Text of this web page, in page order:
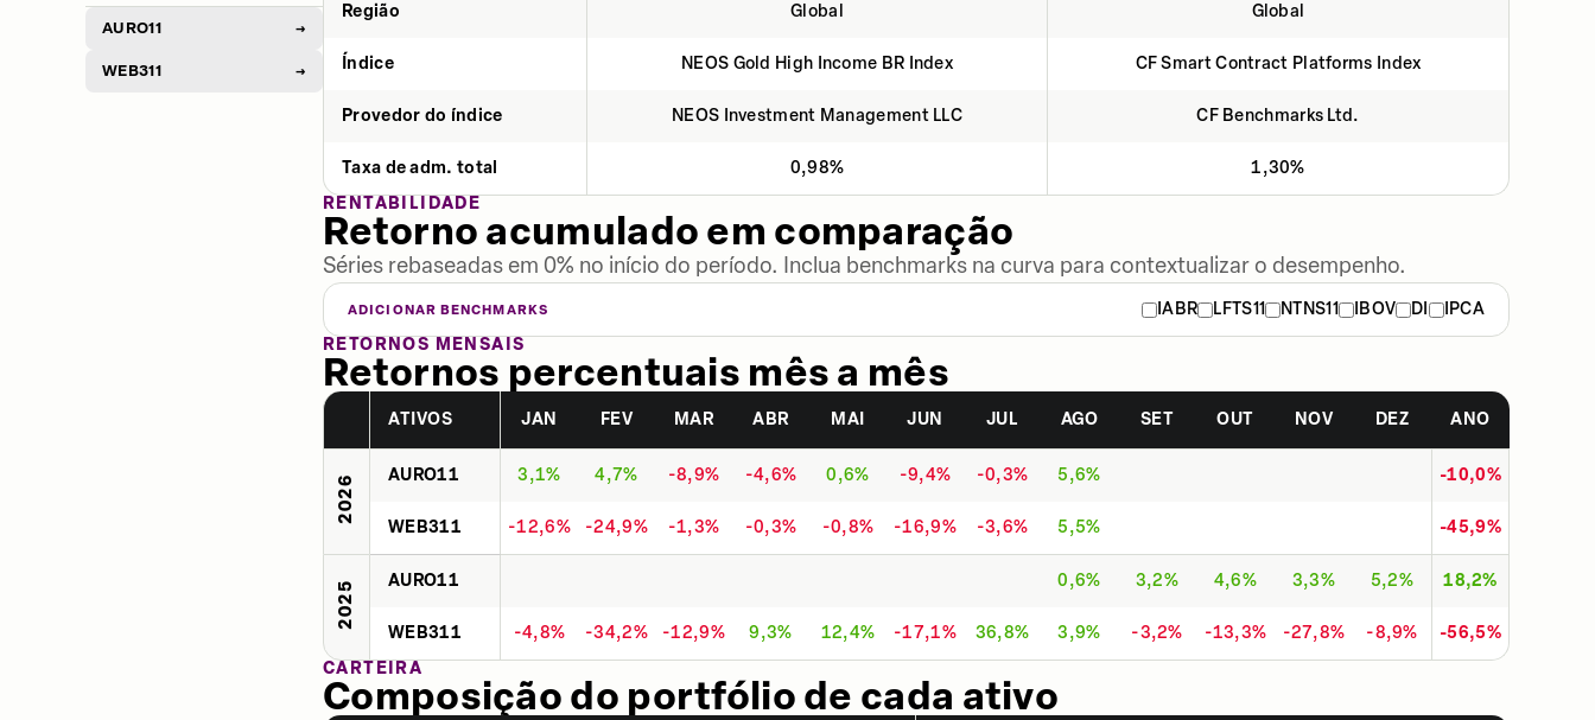
AURO11 →
WEB311 →
Região Global Global
Índice NEOS Gold High Income BR Index CF Smart Contract Platforms Index
Provedor do índice NEOS Investment Management LLC CF Benchmarks Ltd.
Taxa de adm. total 0,98%
1,30%
RENTABILIDADE
Retorno acumulado em comparação
Séries rebaseadas em 0% no início do período. Inclua benchmarks na curva para contextualizar o desempenho.
ADICIONAR BENCHMARKS IABR LFTS11 NTNS11 IBOV DI
IPCA
RETORNOS MENSAIS
Retornos percentuais mês a mês
ATIVOS JAN FEV MAR ABR MAI JUN JUL AGO SET OUT NOV DEZ ANO
2026 AURO11 3,1% 4,7% -8,9% -4,6% 0,6% -9,4% -0,3% 5,6% -10,0%
WEB311 -12,6% -24,9% -1,3% -0,3% -0,8% -16,9% -3,6% 5,5% -45,9%
2025 AURO11 0,6% 3,2% 4,6% 3,3% 5,2% 18,2%
WEB311 -4,8% -34,2% -12,9% 9,3% 12,4% -17,1% 36,8% 3,9% -3,2% -13,3% -27,8% -8,9%
-56,5%
CARTEIRA
Composição do portfólio de cada ativo